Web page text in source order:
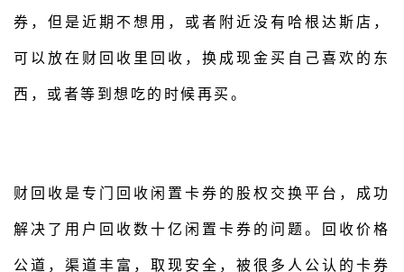
券，但是近期不想用，或者附近没有哈根达斯店，
可以放在财回收里回收，换成现金买自己喜欢的东
西，或者等到想吃的时候再买。
财回收是专门回收闲置卡券的股权交换平台，成功
解决了用户回收数十亿闲置卡券的问题。回收价格
公道，渠道丰富，取现安全，被很多人公认的卡券